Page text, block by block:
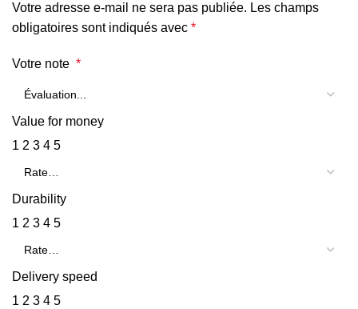
Votre adresse e-mail ne sera pas publiée. Les champs
obligatoires sont indiqués avec *
Votre note *
Value for money
1 2 3 4 5
Durability
1 2 3 4 5
Delivery speed
1 2 3 4 5